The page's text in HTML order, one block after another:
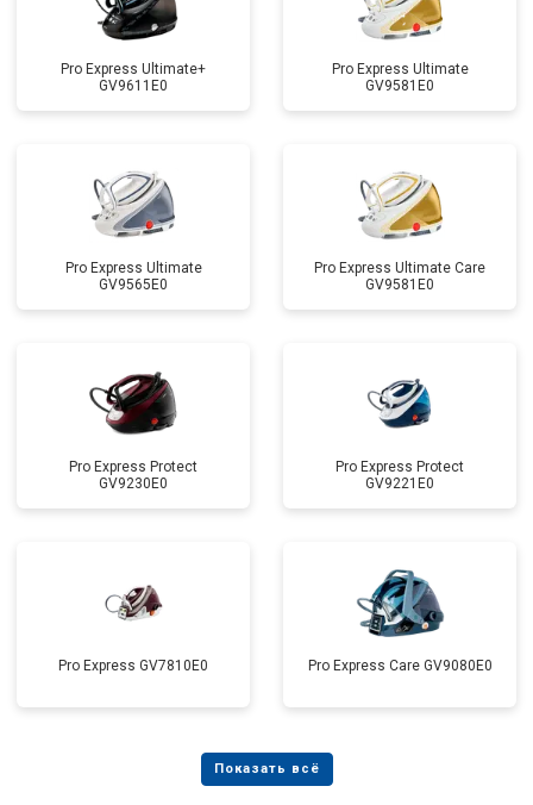
Pro Express Ultimate+
GV9611E0
Pro Express Ultimate
GV9581E0
Pro Express Ultimate
GV9565E0
Pro Express Ultimate Care
GV9581E0
Pro Express Protect
GV9230E0
Pro Express Protect
GV9221E0
Pro Express GV7810E0 Pro Express Care GV9080E0